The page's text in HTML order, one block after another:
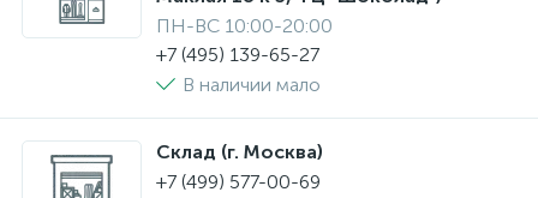
ПН-ВС 10:00-20:00
+7 (495) 139-65-27
В наличии мало
Склад (г. Москва)
+7 (499) 577-00-69